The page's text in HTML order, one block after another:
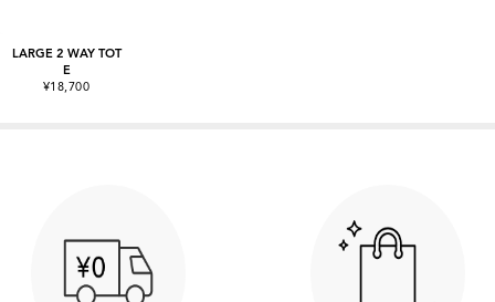
LARGE 2 WAY TOT
E
¥18,700